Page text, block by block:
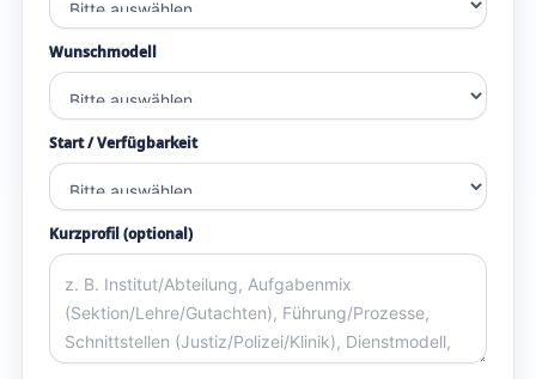
Wunschmodell
Start / Verfügbarkeit
Kurzprofil (optional)